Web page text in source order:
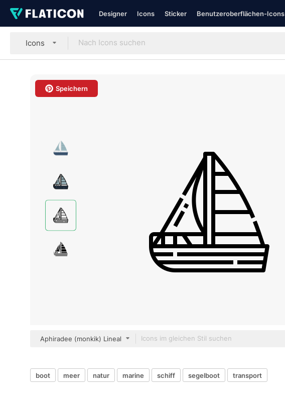
Designer Icons Sticker Benutzeroberflächen-Icons
Icons
Speichern
Aphiradee (monkik) Lineal
boot meer natur marine schiff segelboot transport